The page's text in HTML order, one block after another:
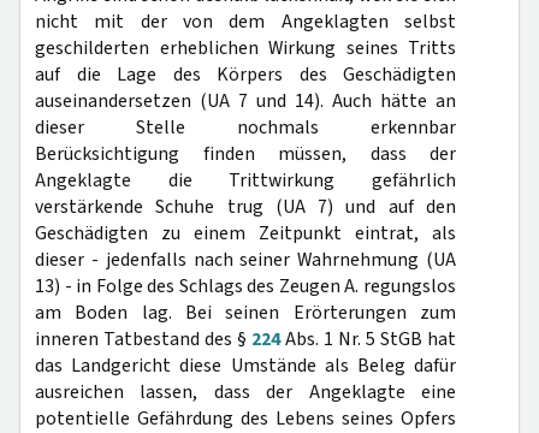
nicht mit der von dem Angeklagten selbst
geschilderten erheblichen Wirkung seines Tritts
auf die Lage des Körpers des Geschädigten
auseinandersetzen (UA 7 und 14). Auch hätte an
dieser Stelle nochmals erkennbar
Berücksichtigung finden müssen, dass der
Angeklagte die Trittwirkung gefährlich
verstärkende Schuhe trug (UA 7) und auf den
Geschädigten zu einem Zeitpunkt eintrat, als
dieser - jedenfalls nach seiner Wahrnehmung (UA
13) - in Folge des Schlags des Zeugen A. regungslos
am Boden lag. Bei seinen Erörterungen zum
inneren Tatbestand des § 224Abs. 1 Nr. 5 StGB hat
das Landgericht diese Umstände als Beleg dafür
ausreichen lassen, dass der Angeklagte eine
potentielle Gefährdung des Lebens seines Opfers